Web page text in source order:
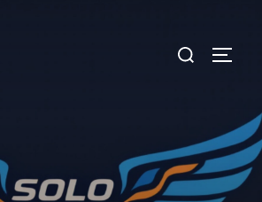
Rechercher :